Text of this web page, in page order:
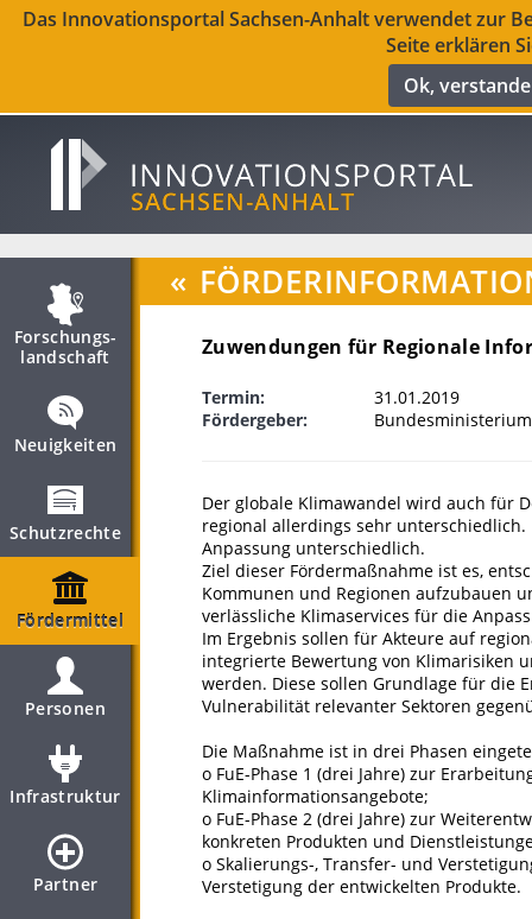
Das Innovationsportal Sachsen-Anhalt verwendet zur
Seite erklären
Ok,
Forschungs­
landschaft
Neuigkeiten
Schutzrechte
Fördermittel
Personen
Infrastruktur
Partner
«
Zuwendungen für Regionale
Termin:
31.01.2019
Fördergeber:
Der globale Klimawandel wird auch für
regional allerdings sehr
Anpassung unterschiedlich.
Ziel dieser Fördermaßnahme ist es,
Kommunen und Regionen aufzubauen
verlässliche Klimaservices für die
Im Ergebnis sollen für Akteure auf
integrierte Bewertung von Klimarisiken
werden. Diese sollen Grundlage für die
Vulnerabilität relevanter Sektoren
Die Maßnahme ist in drei Phasen
o FuE-Phase 1 (drei Jahre) zur
Klimainformationsangebote;
o FuE-Phase 2 (drei Jahre) zur
konkreten Produkten und
o Skalierungs-, Transfer- und
Verstetigung der entwickelten Produkte.